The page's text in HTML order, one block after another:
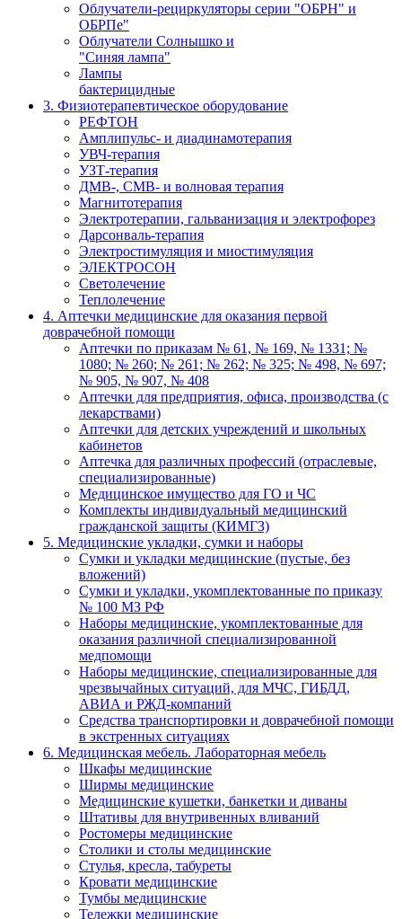
Облучатели-рециркуляторы серии "ОБРН" и
ОБРПе"
Облучатели Солнышко и
"Синяя лампа"
Лампы
бактерицидные
3. Физиотерапевтическое оборудование
РЕФТОН
Амплипульс- и диадинамотерапия
УВЧ-терапия
УЗТ-терапия
ДМВ-, СМВ- и волновая терапия
Магнитотерапия
Электротерапии, гальванизация и электрофорез
Дарсонваль-терапия
Электростимуляция и миостимуляция
ЭЛЕКТРОСОН
Светолечение
Теплолечение
4. Аптечки медицинские для оказания первой
доврачебной помощи
Аптечки по приказам № 61, № 169, № 1331; №
1080; № 260; № 261; № 262; № 325; № 498, № 697;
№ 905, № 907, № 408
Аптечки для предприятия, офиса, производства (с
лекарствами)
Аптечки для детских учреждений и школьных
кабинетов
Аптечка для различных профессий (отраслевые,
специализированные)
Медицинское имущество для ГО и ЧС
Комплекты индивидуальный медицинский
гражданской защиты (КИМГЗ)
5. Медицинские укладки, сумки и наборы
Сумки и укладки медицинские (пустые, без
вложений)
Сумки и укладки, укомплектованные по приказу
№ 100 МЗ РФ
Наборы медицинские, укомплектованные для
оказания различной специализированной
медпомощи
Наборы медицинские, специализированные для
чрезвычайных ситуаций, для МЧС, ГИБДД,
АВИА и РЖД-компаний
Средства транспортировки и доврачебной помощи
в экстренных ситуациях
6. Медицинская мебель. Лабораторная мебель
Шкафы медицинские
Ширмы медицинские
Медицинские кушетки, банкетки и диваны
Штативы для внутривенных вливаний
Ростомеры медицинские
Столики и столы медицинские
Стулья, кресла, табуреты
Кровати медицинские
Тумбы медицинские
Тележки медицинские